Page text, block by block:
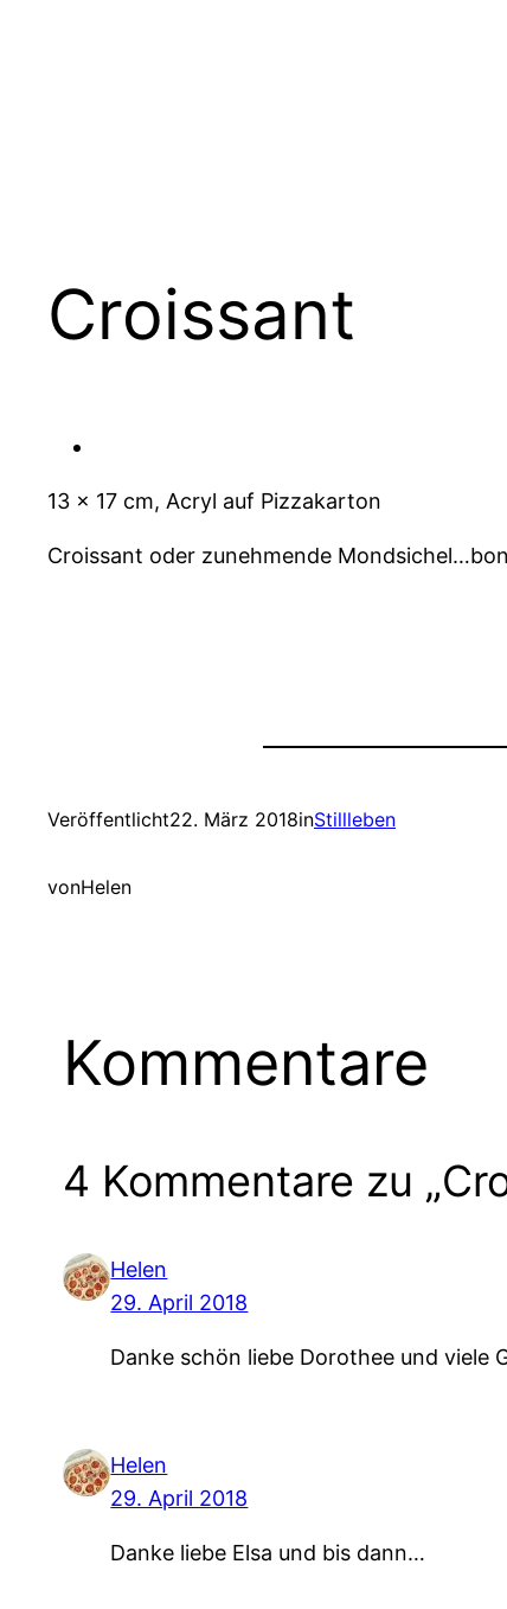
Croissant
13 x 17 cm, Acryl auf Pizzakarton
Croissant oder zunehmende
Veröffentlicht22. März 2018inStillleben
vonHelen
Kommentare
4 Kommentare zu
Helen
29. April 2018
Danke schön liebe Dorothee und viele
Helen
29. April 2018
Danke liebe Elsa und bis dann…